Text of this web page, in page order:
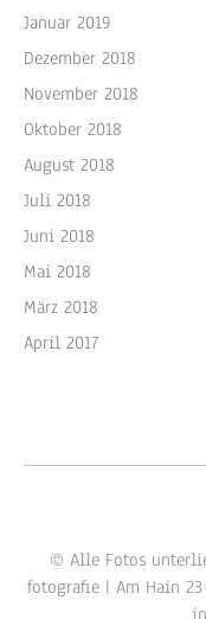
Januar 2019
Dezember 2018
November 2018
Oktober 2018
August 2018
Juli 2018
Juni 2018
Mai 2018
März 2018
April 2017
© Alle Fotos
fotografie | Am Hain 23